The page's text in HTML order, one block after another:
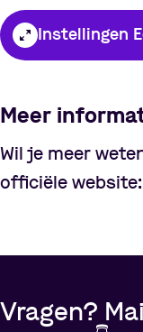
Instellingen
Meer
Wil je meer
officiële website:
Vragen?